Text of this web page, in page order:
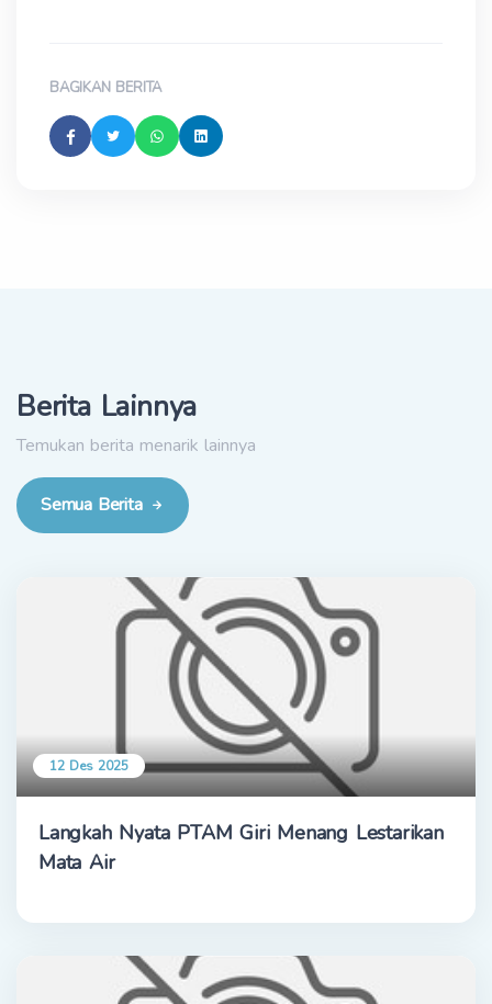
BAGIKAN BERITA
Berita Lainnya
Temukan berita menarik lainnya
Semua Berita
12 Des 2025
Langkah Nyata PTAM Giri Menang Lestarikan
Mata Air